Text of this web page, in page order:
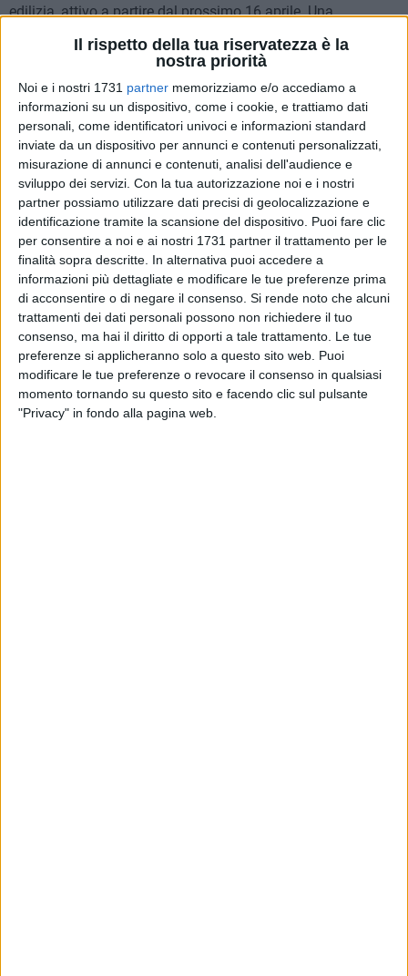
Il rispetto della tua riservatezza è la
nostra priorità
Noi e i nostri 1731 partner memorizziamo e/o accediamo a
informazioni su un dispositivo, come i cookie, e trattiamo dati
personali, come identificatori univoci e informazioni standard
inviate da un dispositivo per annunci e contenuti personalizzati,
misurazione di annunci e contenuti, analisi dell'audience e
sviluppo dei servizi. Con la tua autorizzazione noi e i nostri
partner possiamo utilizzare dati precisi di geolocalizzazione e
identificazione tramite la scansione del dispositivo. Puoi fare clic
per consentire a noi e ai nostri 1731 partner il trattamento per le
finalità sopra descritte. In alternativa puoi accedere a
informazioni più dettagliate e modificare le tue preferenze prima
di acconsentire o di negare il consenso. Si rende noto che alcuni
trattamenti dei dati personali possono non richiedere il tuo
consenso, ma hai il diritto di opporti a tale trattamento. Le tue
preferenze si applicheranno solo a questo sito web. Puoi
modificare le tue preferenze o revocare il consenso in qualsiasi
momento tornando su questo sito e facendo clic sul pulsante
"Privacy" in fondo alla pagina web.
edilizia, attivo a partire dal prossimo 16 aprile. Una
interfacciandosi con gli indirizzi degli uffici preposti, con
elettronica.
Questo sistema rappresenta un passo in avanti per cittadini
e imprese– spiega l'Assessore all'Urbanistica Pierpaolo
Grimaldi –la procedura fisica con le documentazioni
cartacee ha spesso rallentato le tempistiche, ma adesso ci
siamo attrezzati per garantire un servizio più immediato alla
cittadinanza
Dello stesso avviso il sindaco CosimoCannito: «È una
strategia d'intervento che renderà Barletta più moderna ed
efficiente sotto il profilo dei servizi, snellire la burocrazia è un
vantaggio sia per il cittadino sia per i professionisti del
settore edile».